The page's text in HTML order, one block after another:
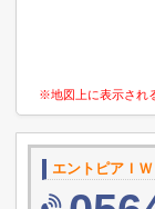
※地図上に表示され
エントピアＩ